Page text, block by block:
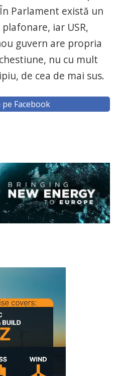
Parlament există un
iar USR,
guvern are propria
nu cu mult
de cea de mai sus.
Facebook